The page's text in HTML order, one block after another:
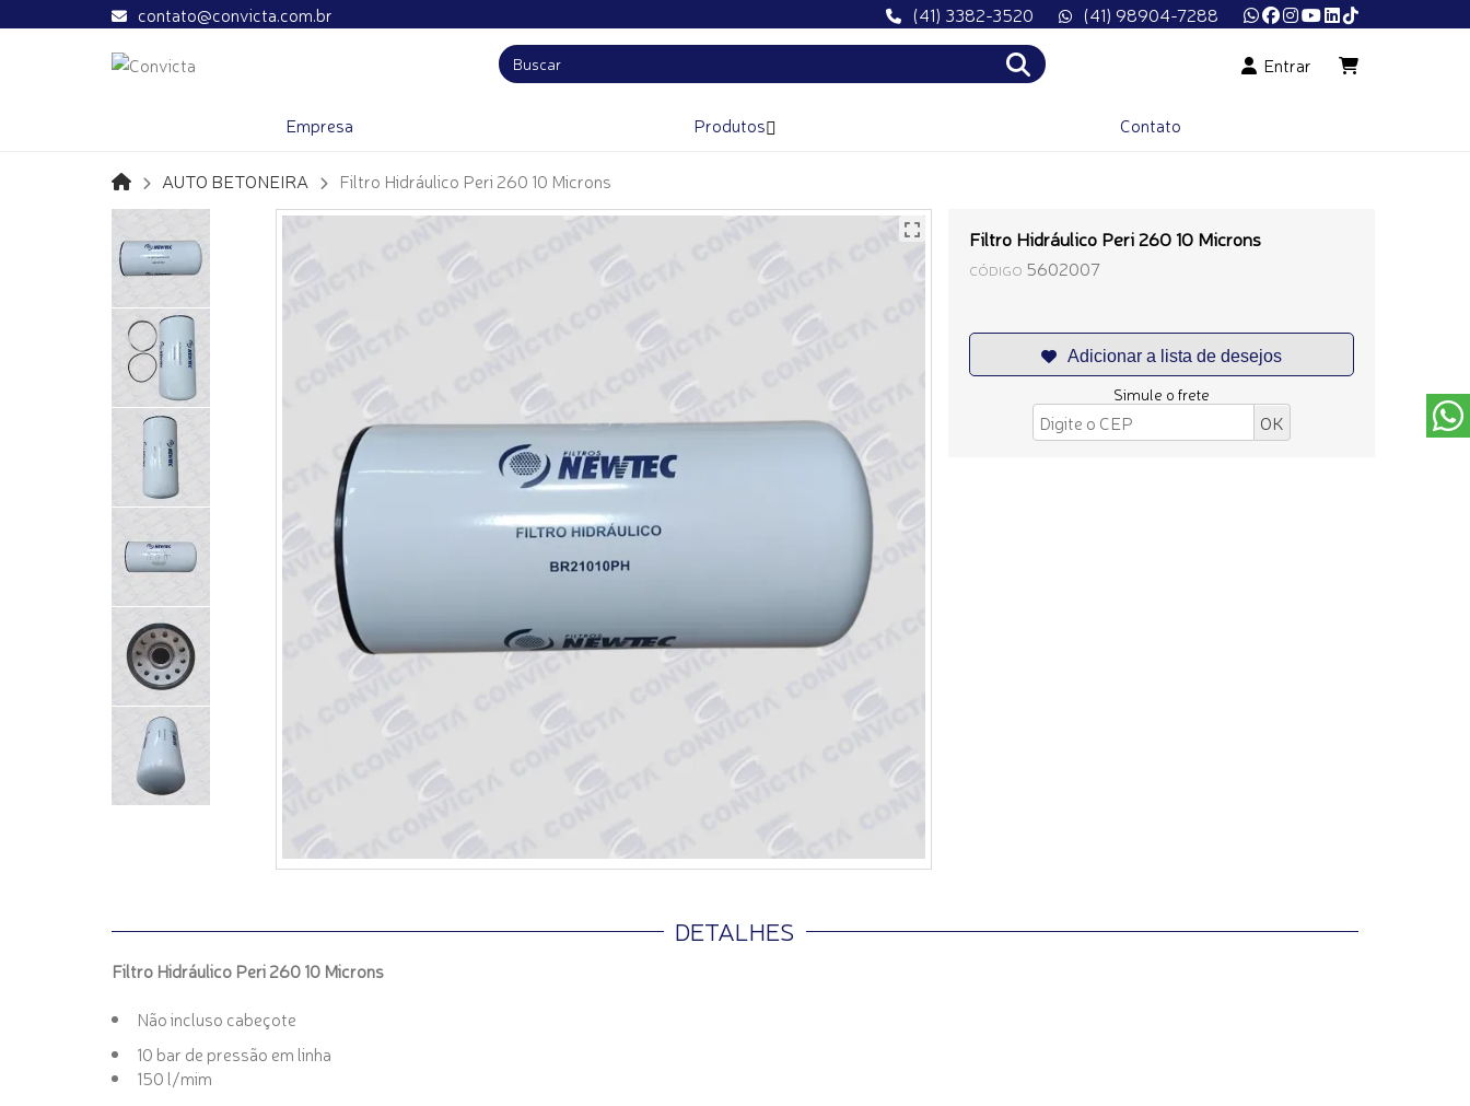
contato@convicta.com.br (41) 3382-3520 (41) 98904-7288
Entrar
Empresa Produtos Contato
AUTO BETONEIRA Filtro Hidráulico Peri 260 10 Microns
Filtro Hidráulico Peri 260 10 Microns
CÓDIGO 5602007
Simule o frete
DETALHES
Filtro Hidráulico Peri 260 10 Microns
Não incluso cabeçote
10 bar de pressão em linha
150 l/mim